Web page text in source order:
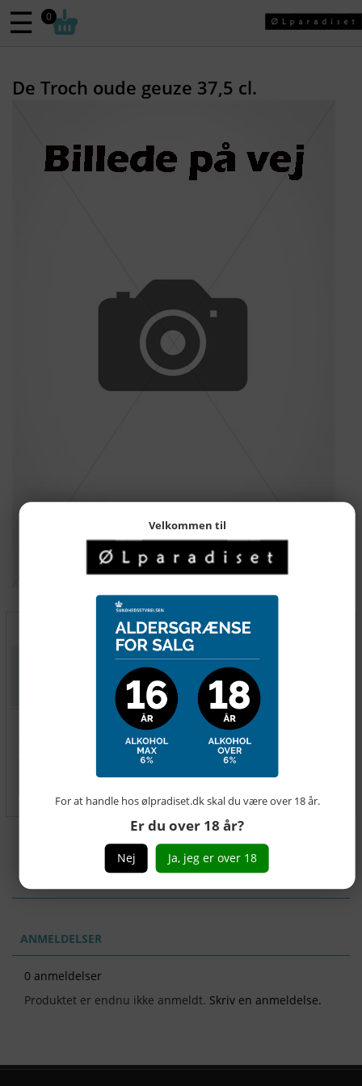
Velkommen til
For at handle hos ølpradiset.dk skal du være over 18 år.
Er du over 18 år?
Nej Ja, jeg er over 18
☰ 0
De Troch oude geuze 37,5 cl.
45,00
, levering 7- 14 dage
BESKRIVELSE
ANMELDELSER
0 anmeldelser
Produktet er endnu ikke anmeldt. Skriv en anmeldelse.